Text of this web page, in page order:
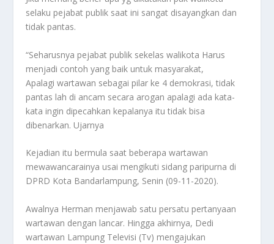
selaku pejabat publik saat ini sangat disayangkan dan
tidak pantas.
“Seharusnya pejabat publik sekelas walikota Harus
menjadi contoh yang baik untuk masyarakat,
Apalagi wartawan sebagai pilar ke 4 demokrasi, tidak
pantas lah di ancam secara arogan apalagi ada kata-
kata ingin dipecahkan kepalanya itu tidak bisa
dibenarkan. Ujarnya
Kejadian itu bermula saat beberapa wartawan
mewawancarainya usai mengikuti sidang paripurna di
DPRD Kota Bandarlampung, Senin (09-11-2020).
Awalnya Herman menjawab satu persatu pertanyaan
wartawan dengan lancar. Hingga akhirnya, Dedi
wartawan Lampung Televisi (Tv) mengajukan